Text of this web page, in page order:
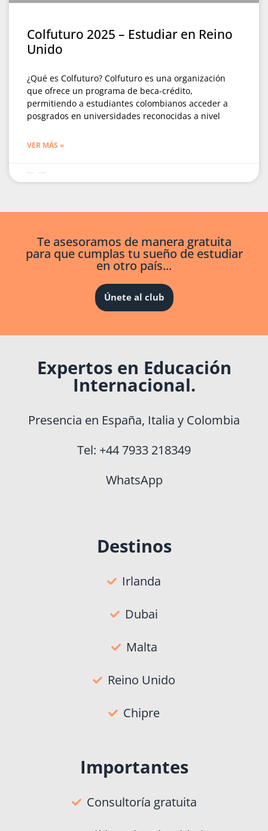
Colfuturo 2025 – Estudiar en Reino
Unido
¿Qué es Colfuturo? Colfuturo es una organización
que ofrece un programa de beca-crédito,
permitiendo a estudiantes colombianos acceder a
posgrados en universidades reconocidas a nivel
VER MÁS »
Te asesoramos de manera gratuita
para que cumplas tu sueño de estudiar
en otro país...
Únete al club
Expertos en Educación
Internacional.
Presencia en España, Italia y Colombia
Tel: +44 7933 218349
WhatsApp
Destinos
Irlanda
Dubai
Malta
Reino Unido
Chipre
Importantes
Consultoría gratuita